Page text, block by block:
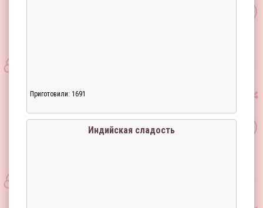
Приготовили: 1691
Индийская сладость